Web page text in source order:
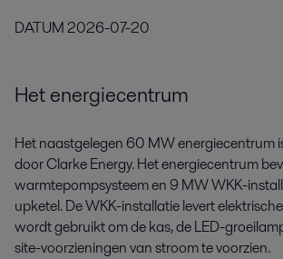
DATUM2026-07-20
Het energiecentrum
Het naastgelegen 60 MW energiecentrum
door Clarke Energy. Het energiecentrum
warmtepompsysteem en 9 MW WKK-
upketel. De WKK-installatie levert
wordt gebruikt om de kas, de LED-
site-voorzieningen van stroom te voorzien.